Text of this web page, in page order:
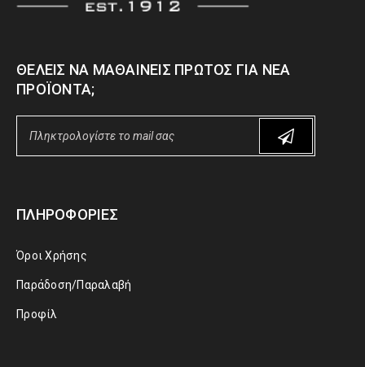
ΘΈΛΕΙΣ ΝΑ ΜΑΘΑΊΝΕΙΣ ΠΡΏΤΟΣ ΓΙΑ ΝΈΑ
ΠΡΟΪΌΝΤΑ;
ΠΛΗΡΟΦΟΡΊΕΣ
Όροι Χρήσης
Παράδοση/Παραλαβή
Προφίλ